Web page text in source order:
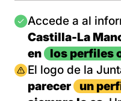
Imagen
Accede a al
Castilla-La
en
los perfiles
Imagen
El logo de la
parecer
un